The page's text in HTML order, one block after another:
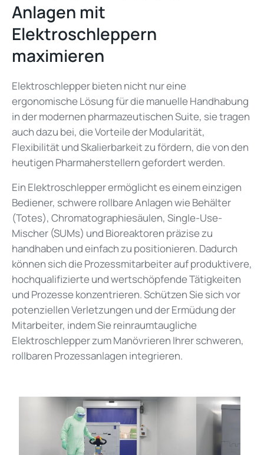
Anlagen mit
Elektroschleppern
maximieren
Elektroschlepper bieten nicht nur eine
ergonomische Lösung für diemanuelle Handhabung
in der modernen pharmazeutischen Suite, sie tragen
auch dazu bei, die Vorteile der Modularität,
Flexibilität und Skalierbarkeit zu fördern, die von den
heutigen Pharmaherstellern gefordert werden.
Ein Elektroschlepper ermöglicht es einem einzigen
Bediener, schwere rollbare Anlagen wie Behälter
(Totes), Chromatographiesäulen, Single-Use-
Mischer (SUMs) und Bioreaktoren präzise zu
handhaben und einfach zu positionieren. Dadurch
können sich die Prozessmitarbeiter auf produktivere,
hochqualifizierte und wertschöpfende Tätigkeiten
und Prozesse konzentrieren. Schützen Sie sich vor
potenziellen Verletzungen und der Ermüdung der
Mitarbeiter, indem Siereinraumtaugliche
Elektroschlepperzum Manövrieren Ihrer schweren,
rollbaren Prozessanlagen integrieren.